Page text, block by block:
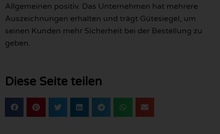
Allgemeinen positiv. Das Unternehmen hat mehrere
Auszeichnungen erhalten und trägt Gütesiegel, um
seinen Kunden mehr Sicherheit bei der Bestellung zu
geben.
Diese Seite teilen